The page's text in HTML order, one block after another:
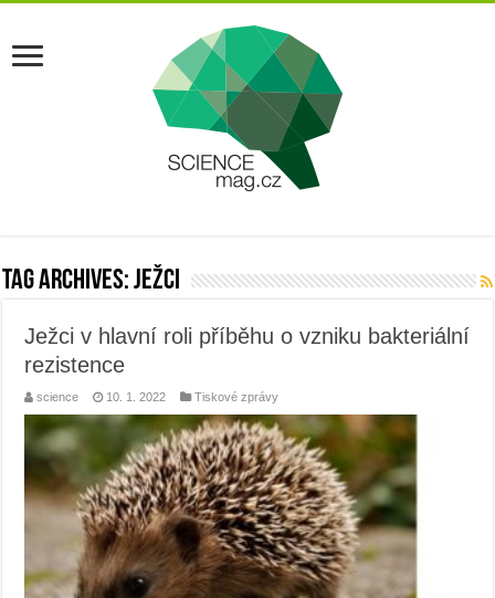
Tag Archives:ježci
Ježci v hlavní roli příběhu o vzniku bakteriální
rezistence
science 10. 1. 2022 Tiskové zprávy